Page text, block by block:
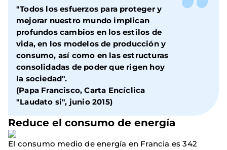
"Todos los esfuerzos para proteger y
mejorar nuestro mundo implican
profundos cambios en los estilos de
vida, en los modelos de producción y
consumo, así como en las estructuras
consolidadas de poder que rigen hoy
la sociedad".
(Papa Francisco, Carta Encíclica
"Laudato si", junio 2015)
Reduce el consumo de energía
El consumo medio de energía en Francia es 342